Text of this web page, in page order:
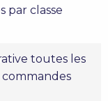
par classe
toutes les